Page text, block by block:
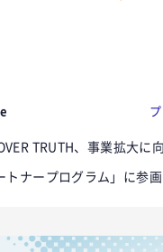
TRUTH、事業拡大に
トナープログラム」に参画